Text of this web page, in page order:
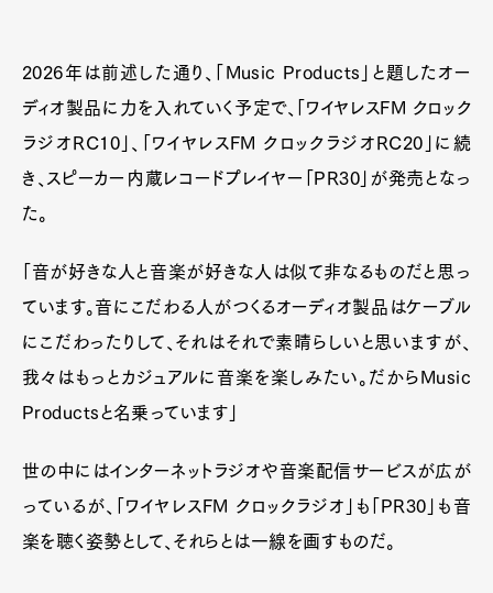
2026年は前述した通り、「Music Products」と題したオー
ディオ製品に力を入れていく予定で、「ワイヤレスFM クロック
ラジオRC10」、「ワイヤレスFM クロックラジオRC20」に続
き、スピーカー内蔵レコードプレイヤー「PR30」が発売となっ
た。
「音が好きな人と音楽が好きな人は似て非なるものだと思っ
ています。音にこだわる人がつくるオーディオ製品はケーブル
にこだわったりして、それはそれで素晴らしいと思いますが、
我々はもっとカジュアルに音楽を楽しみたい。だからMusic
Productsと名乗っています」
世の中にはインターネットラジオや音楽配信サービスが広が
っているが、「ワイヤレスFM クロックラジオ」も「PR30」も音
楽を聴く姿勢として、それらとは一線を画すものだ。